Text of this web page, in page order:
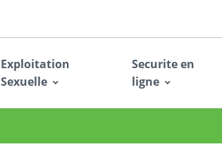
Exploitation
Sexuelle
Securite en
ligne